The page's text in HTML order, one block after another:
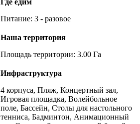
Питание: 3 - разовое
Наша территория
Площадь территории: 3.00 Га
Инфраструктура
4 корпуса, Пляж, Концертный зал,
Игровая площадка, Волейбольное
поле, Бассейн, Столы для настольного
тенниса, Бадминтон, Анимационный